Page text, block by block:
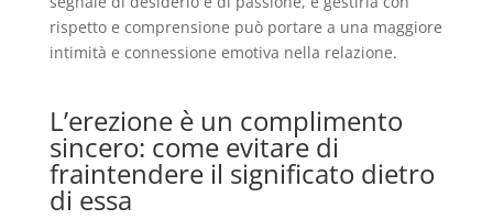
rispetto e comprensione può portare a una maggiore
intimità e connessione emotiva nella relazione.
L’erezione è un complimento
sincero: come evitare di
fraintendere il significato dietro
di essa